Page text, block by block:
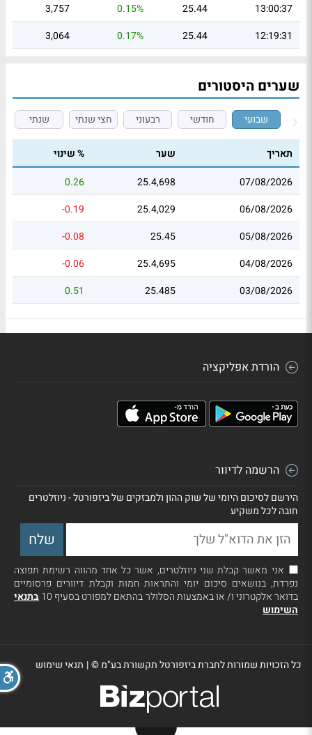
13:00:37
25.44
0.15%
3,757
12:19:31
25.44
0.17%
3,064
שערים היסטורים
שבועי חודשי רבעוני חצי שנתי שנתי
תאריך שער
% שינוי
07/08/2026
25.4,698
0.26
06/08/2026
25.4,029
-0.19
05/08/2026
25.45
-0.08
04/08/2026
25.4,695
-0.06
03/08/2026
25.485
0.51
הורדת אפליקציה
הרשמה לדיוור
הירשם לסיכום היומי של שוק ההון ולמבזקים של ביזפורטל - ניוזלטרים
חובה לכל משקיע
אני מאשר קבלת שני ניוזלטרים, אשר כל אחד מהווה רשימת תפוצה
נפרדת, בנושאים סיכום יומי והתראות חמות וקבלת דיוורים פרסומיים
בדואר אלקטרוני ו/ או באמצעות הסלולר בהתאם למפורט בסעיף 10
בתנאי
השימוש
כל הזכויות שמורות לחברת ביזפורטל תקשורת בע"מ ©| תנאי שימוש